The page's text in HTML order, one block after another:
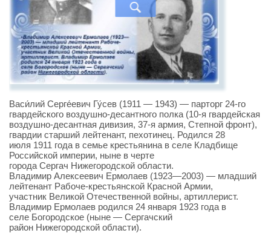
Васи́лий Серге́евич Гу́сев (1911 — 1943) — парторг 24-го
гвардейского воздушно-десантного полка (10-я гвардейская
воздушно-десантная дивизия, 37-я армия, Степной фронт),
гвардии старший лейтенант, пехотинец. Родился 28
июля 1911 года в семье крестьянина в селе Кладбище
Российской империи, ныне в черте
города Сергач Нижегородской области.
Владимир Алексеевич Ермолаев (1923—2003) — младший
лейтенант Рабоче-крестьянской Красной Армии,
участник Великой Отечественной войны, артиллерист.
Владимир Ермолаев родился 24 января 1923 года в
селе Богородское (ныне — Сергачский
район Нижегородской области).